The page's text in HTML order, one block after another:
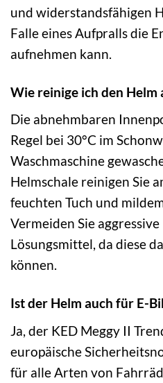
und widerstandsfähigen
Falle eines Aufpralls die
aufnehmen kann.
Wie reinige ich den Helm
Die abnehmbaren
Regel bei 30°C im
Waschmaschine
Helmschale reinigen Sie
feuchten Tuch und
Vermeiden Sie
Lösungsmittel, da diese
können.
Ist der Helm auch für E-
Ja, der KED Meggy II
europäische
für alle Arten von